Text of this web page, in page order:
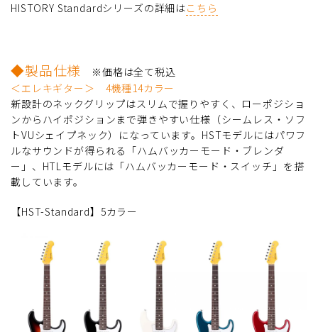
HISTORY Standardシリーズの詳細はこちら
◆製品仕様
※価格は全て税込
＜エレキギター＞ 4機種14カラー
新設計のネックグリップはスリムで握りやすく、ローポジショ
ンからハイポジションまで弾きやすい仕様（シームレス・ソフ
トVUシェイプネック）になっています。HSTモデルにはパワフ
ルなサウンドが得られる「ハムバッカーモード・ブレンダ
ー」、HTLモデルには「ハムバッカーモード・スイッチ」を搭
載しています。
【HST-Standard】5カラー